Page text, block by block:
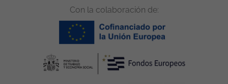
Con la colaboración de: